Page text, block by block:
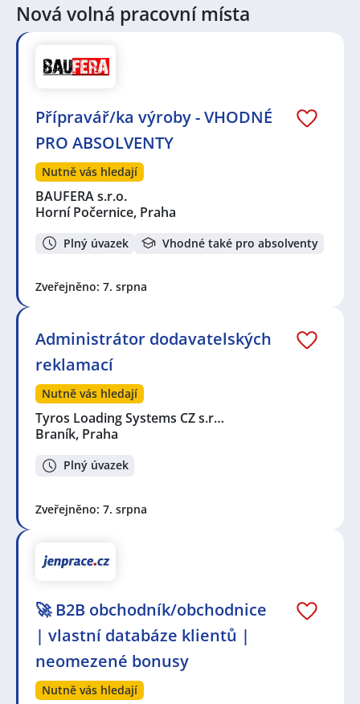
Nová volná pracovní místa
Přípravář/ka výroby - VHODNÉ
PRO ABSOLVENTY
Nutně vás hledají
BAUFERA s.r.o.
Horní Počernice, Praha
Plný úvazek Vhodné také pro absolventy
Zveřejněno: 7. srpna
Administrátor dodavatelských
reklamací
Nutně vás hledají
Tyros Loading Systems CZ s.r…
Braník, Praha
Plný úvazek
Zveřejněno: 7. srpna
🚀 B2B obchodník/obchodnice
| vlastní databáze klientů |
neomezené bonusy
Nutně vás hledají